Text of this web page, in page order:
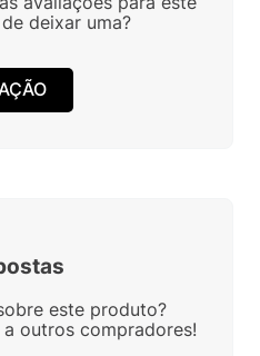
deixar uma?
este produto?
outros compradores!